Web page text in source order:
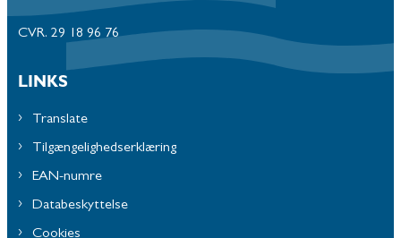
CVR. 29 18 96 76
LINKS
Translate
Tilgængelighedserklæring
EAN-numre
Databeskyttelse
Cookies